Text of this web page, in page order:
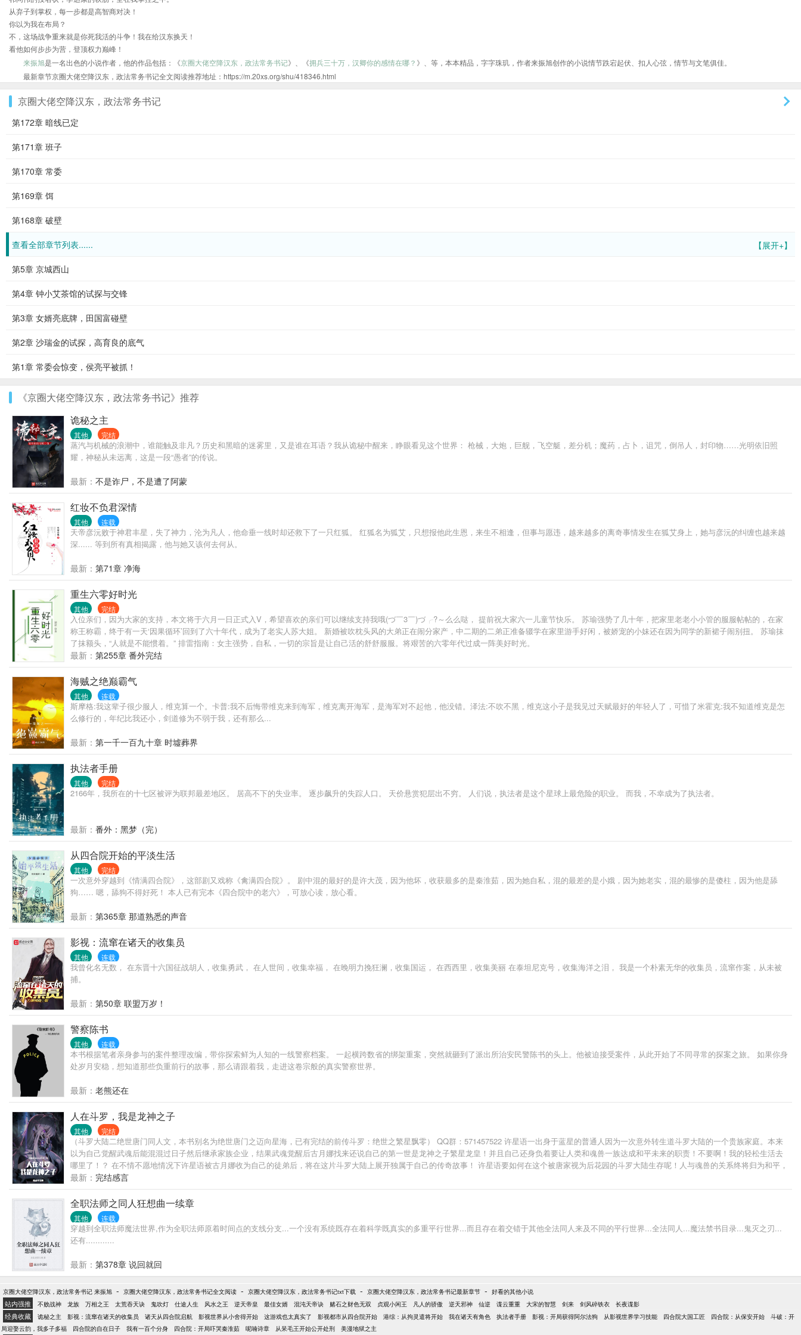
从弃子到掌权，每一步都是高智商对决！
你以为我在布局？
不，这场战争重来就是你死我活的斗争！我在给汉东换天！
看他如何步步为营，登顶权力巅峰！
来振旭是一名出色的小说作者，他的作品包括：《京圈大佬空降汉东，政法常务书记》、《拥兵三十万，汉卿你的感情在哪？ 》、等，本本精品，字字珠玑，作者来振旭创作的小说情节跌宕起伏、扣人心弦，情节与文笔俱佳。
最新章节京圈大佬空降汉东，政法常务书记全文阅读推荐地址：https://m.20xs.org/shu/418346.html
京圈大佬空降汉东，政法常务书记
第172章 暗线已定
第171章 班子
第170章 常委
第169章 饵
第168章 破壁
【展开+】
查看全部章节列表......
第5章 京城西山
第4章 钟小艾茶馆的试探与交锋
第3章 女婿亮底牌，田国富碰壁
第2章 沙瑞金的试探，高育良的底气
第1章 常委会惊变，侯亮平被抓！
《京圈大佬空降汉东，政法常务书记》推荐
诡秘之主
其他 完结
蒸汽与机械的浪潮中，谁能触及非凡？历史和黑暗的迷雾里，又是谁在耳语？我从诡秘中醒来，睁眼看见这个世界： 枪械，大炮，巨舰，飞空艇，差分机；魔药，占卜，诅咒，倒吊人，封印物……光明依旧照
耀，神秘从未远离，这是一段“愚者”的传说。
最新： 不是诈尸，不是遭了阿蒙
红妆不负君深情
其他 连载
天帝彦沅败于神君丰星，失了神力，沦为凡人，他命垂一线时却还救下了一只红狐。 红狐名为狐艾，只想报他此生恩，来生不相逢，但事与愿违，越来越多的离奇事情发生在狐艾身上，她与彦沅的纠缠也越来越
深...... 等到所有真相揭露，他与她又该何去何从。
最新： 第71章 净海
重生六零好时光
其他 完结
入位亲们，因为大家的支持，本文将于六月一日正式入V，希望喜欢的亲们可以继续支持我哦(づ￣3￣)づ╭?～么么哒， 提前祝大家六一儿童节快乐。 苏瑜强势了几十年，把家里老老小小管的服服帖帖的，在家
称王称霸，终于有一天‘因果循环’回到了六十年代，成为了老实人苏大姐。 新婚被吹枕头风的大弟正在闹分家产，中二期的二弟正准备辍学在家里游手好闲，被娇宠的小妹还在因为同学的新裙子闹别扭。 苏瑜抹
了抹额头，“人就是不能惯着。” 排雷指南：女主强势，自私，一切的宗旨是让自己活的舒舒服服。将艰苦的六零年代过成一阵美好时光。
最新： 第255章 番外完结
海贼之绝巅霸气
其他 连载
斯摩格:我这辈子很少服人，维克算一个。卡普:我不后悔带维克来到海军，维克离开海军，是海军对不起他，他没错。泽法:不吹不黑，维克这小子是我见过天赋最好的年轻人了，可惜了米霍克:我不知道维克是怎
么修行的，年纪比我还小，剑道修为不弱于我，还有那么...
最新： 第一千一百九十章 时墟葬界
执法者手册
其他 完结
2166年，我所在的十七区被评为联邦最差地区。 居高不下的失业率。 逐步飙升的失踪人口。 天价悬赏犯层出不穷。 人们说，执法者是这个星球上最危险的职业。 而我，不幸成为了执法者。
最新： 番外：黑梦（完）
从四合院开始的平淡生活
其他 完结
一次意外穿越到《情满四合院》，这部剧又戏称《禽满四合院》。 剧中混的最好的是许大茂，因为他坏，收获最多的是秦淮茹，因为她自私，混的最差的是小娥，因为她老实，混的最惨的是傻柱，因为他是舔
狗…… 嗯，舔狗不得好死！ 本人已有完本《四合院中的老六》，可放心读，放心看。
最新： 第365章 那道熟悉的声音
影视：流窜在诸天的收集员
其他 连载
我曾化名无数， 在东晋十六国征战胡人，收集勇武， 在人世间，收集幸福， 在晚明力挽狂澜，收集国运， 在西西里，收集美丽 在泰坦尼克号，收集海洋之泪， 我是一个朴素无华的收集员，流窜作案，从未被
捕。
最新： 第50章 联盟万岁！
警察陈书
其他 连载
本书根据笔者亲身参与的案件整理改编，带你探索鲜为人知的一线警察档案。 一起横跨数省的绑架重案，突然就砸到了派出所治安民警陈书的头上。他被迫接受案件，从此开始了不同寻常的探案之旅。 如果你身
处岁月安稳，想知道那些负重前行的故事，那么请跟着我，走进这卷宗般的真实警察世界。
最新： 老熊还在
人在斗罗，我是龙神之子
其他 完结
（斗罗大陆二绝世唐门同人文，本书别名为绝世唐门之迈向星海，已有完结的前传斗罗：绝世之繁星飘零） QQ群：571457522 许星语一出身于蓝星的普通人因为一次意外转生道斗罗大陆的一个贵族家庭。本来
以为自己觉醒武魂后能混混过日子然后继承家族企业，结果武魂觉醒后古月娜找来还说自己的第一世是龙神之子繁星龙皇！并且自己还身负着要让人类和魂兽一族达成和平未来的职责！不要啊！我的轻松生活去
哪里了！？ 在不情不愿地情况下许星语被古月娜收为自己的徒弟后，将在这片斗罗大陆上展开独属于自己的传奇故事！ 许星语要如何在这个被唐家视为后花园的斗罗大陆生存呢！人与魂兽的关系终将归为和平，
曾经消亡的罗刹将再度出现，修罗的陨落将是不可避免的命运！ 新的时代终究要开辟！庆祝吧！为斗罗将前往那未知的星海而喝彩吧！ 我命由我不由天！斗罗是属于大家的！
最新： 完结感言
全职法师之同人狂想曲一续章
其他 连载
穿越到全职法师魔法世界,作为全职法师原着时间点的支线分支...一个没有系统既存在着科学既真实的多重平行世界...而且存在着交错于其他全法同人来及不同的平行世界...全法同人...魔法禁书目录...鬼灭之刃...
还有............
最新： 第378章 说回就回
京圈大佬空降汉东，政法常务书记 来振旭 - 京圈大佬空降汉东，政法常务书记全文阅读 - 京圈大佬空降汉东，政法常务书记txt下载 - 京圈大佬空降汉东，政法常务书记最新章节 - 好看的其他小说
站内强推 不败战神 龙族 万相之王 太荒吞天诀 鬼吹灯 仕途人生 风水之王 逆天帝皇 最佳女婿 混沌天帝诀 赌石之财色无双 贞观小闲王 凡人的骄傲 逆天邪神 仙逆 谍云重重 大宋的智慧 剑来 剑风碎铁衣 长夜谍影
经典收藏 诡秘之主 影视：流窜在诸天的收集员 诸天从四合院启航 影视世界从小舍得开始 这游戏也太真实了 影视都市从四合院开始 港综：从拘灵遣将开始 我在诸天有角色 执法者手册 影视：开局获得阿尔法狗 从影视世界学习技能 四合院大国工匠 四合院：从保安开始
斗破：开
局迎娶云韵，我多子多福
四合院的自在日子 我有一百个分身 四合院：开局吓哭秦淮茹 呢喃诗章 从呆毛王开始公开处刑 美漫地狱之主